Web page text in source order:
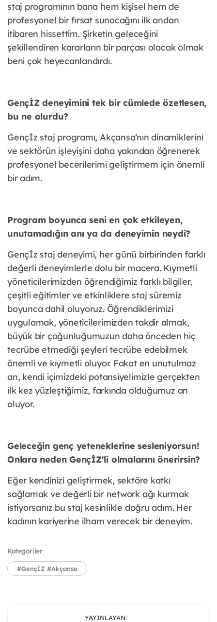
staj programının bana hem kişisel hem de
profesyonel bir fırsat sunacağını ilk andan
itibaren hissettim. Şirketin geleceğini
şekillendiren kararların bir parçası olacak olmak
beni çok heyecanlandırdı.
GençİZ deneyimini tek bir cümlede özetlesen,
bu ne olurdu?
Gençİz staj programı, Akçansa’nın dinamiklerini
ve sektörün işleyişini daha yakından öğrenerek
profesyonel becerilerimi geliştirmem için önemli
bir adım.
Program boyunca seni en çok etkileyen,
unutamadığın anı ya da deneyimin neydi?
Gençİz staj deneyimi, her günü birbirinden farklı
değerli deneyimlerle dolu bir macera. Kıymetli
yöneticilerimizden öğrendiğimiz farklı bilgiler,
çeşitli eğitimler ve etkinliklere staj süremiz
boyunca dahil oluyoruz. Öğrendiklerimizi
uygulamak, yöneticilerimizden takdir almak,
büyük bir çoğunluğumuzun daha önceden hiç
tecrübe etmediği şeyleri tecrübe edebilmek
önemli ve kıymetli oluyor. Fakat en unutulmaz
an, kendi içimizdeki potansiyelimizle gerçekten
ilk kez yüzleştiğimiz, farkında olduğumuz an
oluyor.
Geleceğin genç yeteneklerine sesleniyorsun!
Onlara neden GençİZ'li olmalarını önerirsin?
Eğer kendinizi geliştirmek, sektöre katkı
sağlamak ve değerli bir network ağı kurmak
istiyorsanız bu staj kesinlikle doğru adım. Her
kadının kariyerine ilham verecek bir deneyim.
Kategoriler
#GençİZ #Akçansa
YAYINLAYAN: